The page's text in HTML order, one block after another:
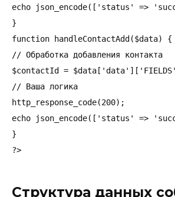
echo json_encode(['status' =>
}
function handleContactAdd($data) {
// Обработка добавления контакта
$contactId =
// Ваша логика
http_response_code(200);
echo json_encode(['status' =>
}
Структура данных